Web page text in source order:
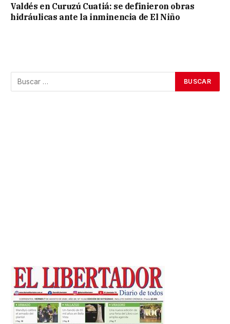
Valdés en Curuzú Cuatiá: se definieron obras
hidráulicas ante la inminencia de El Niño